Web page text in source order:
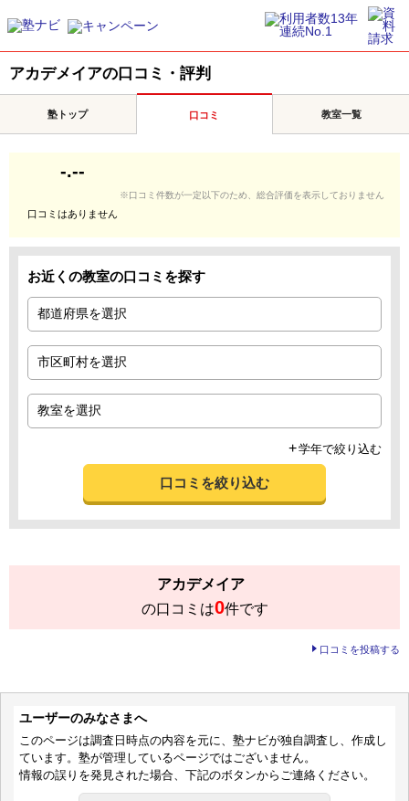
アカデメイアの口コミ・評判
塾トップ 口コミ 教室一覧
-.--
口コミはありません
※口コミ件数が一定以下のため、総合評価を表示しておりません
お近くの教室の口コミを探す
学年で絞り込む
口コミを絞り込む
アカデメイア
の口コミは0件です
口コミを投稿する
ユーザーのみなさまへ
このページは調査日時点の内容を元に、塾ナビが独自調査し、作成し
ています。塾が管理しているページではございません。
情報の誤りを発見された場合、下記のボタンからご連絡ください。